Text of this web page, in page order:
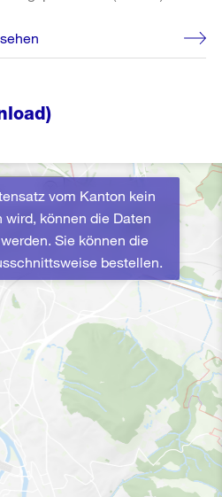
vom Kanton kein
wird, können die Daten
Sie können die
bestellen.